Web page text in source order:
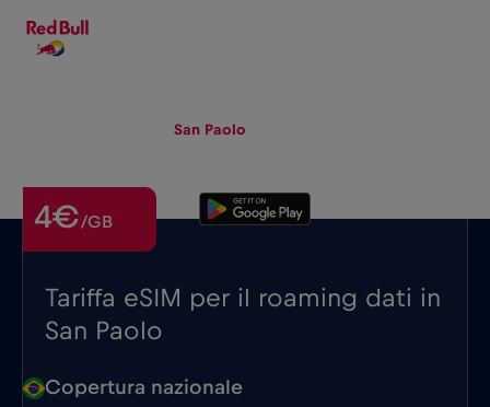
San Paolo
Tariffa eSIM per il roaming dati in
San Paolo
4€/GB
Copertura nazionale